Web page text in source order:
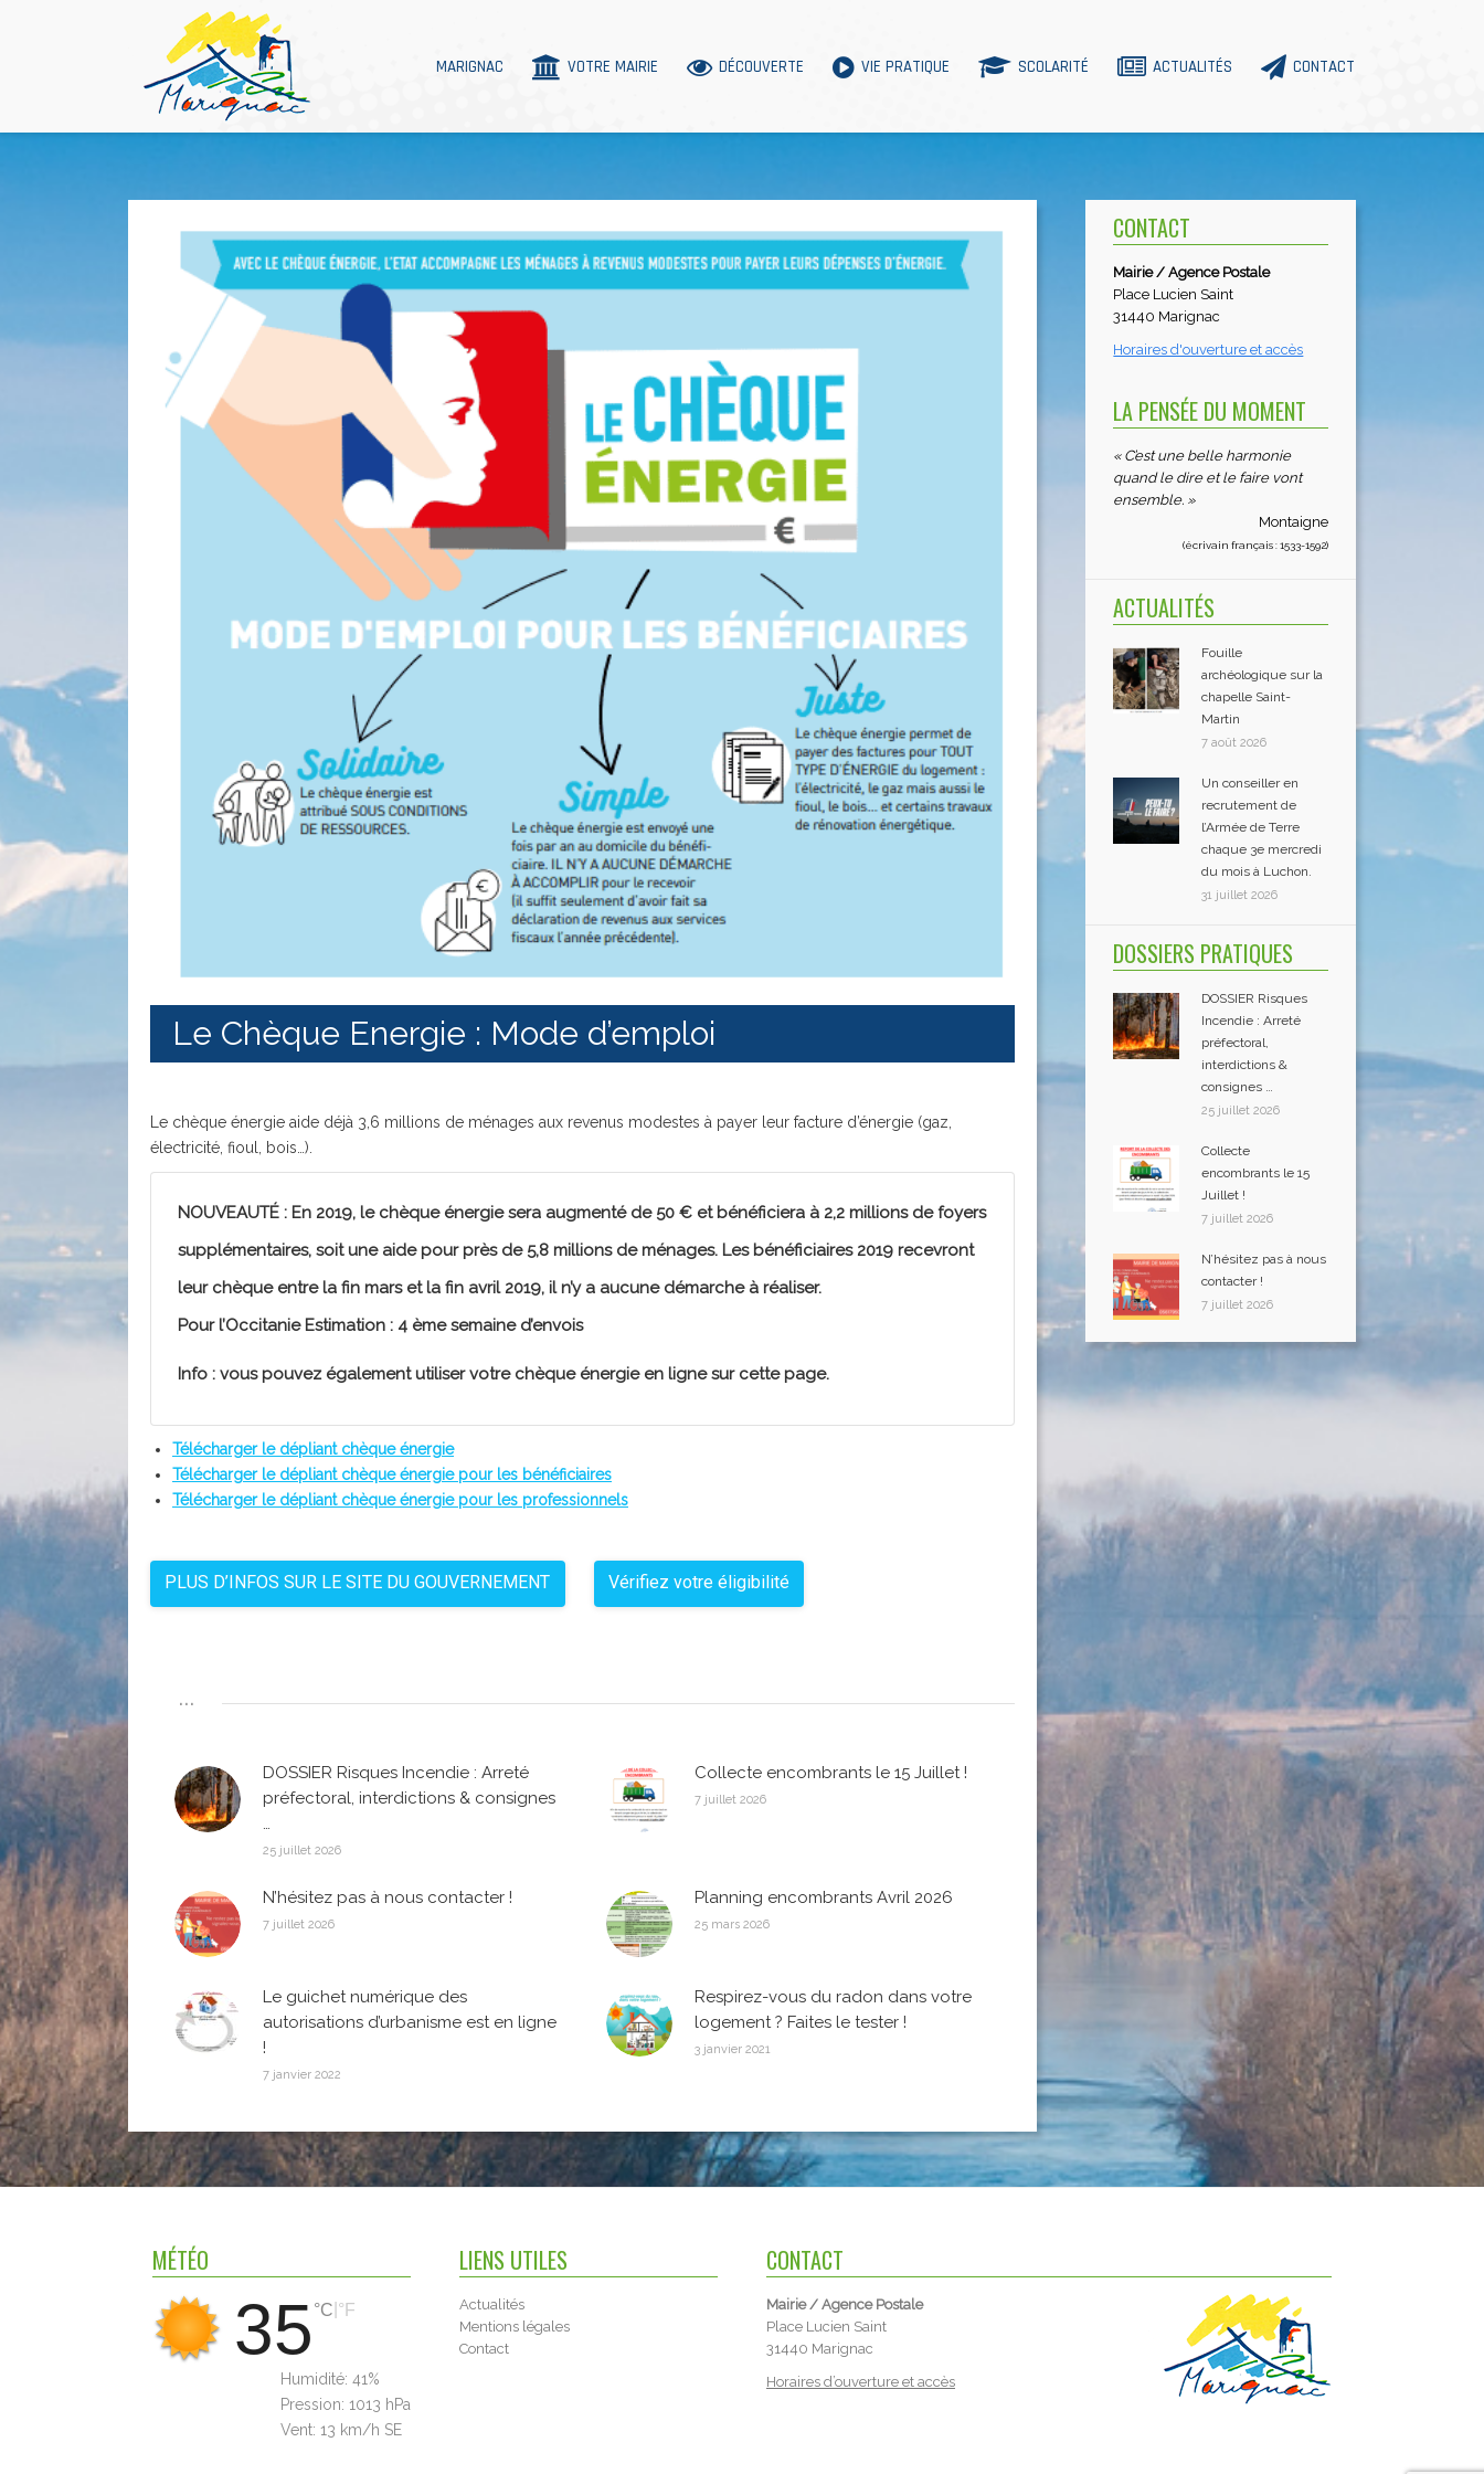
MARIGNAC VOTRE MAIRIE DÉCOUVERTE VIE PRATIQUE SCOLARITÉ ACTUALITÉS CONTACT
Le Chèque Energie : Mode d’emploi
Le chèque énergie aide déjà 3,6 millions de ménages aux revenus modestes à payer leur facture d’énergie (gaz,
électricité, fioul, bois…).
NOUVEAUTÉ : En 2019, le chèque énergie sera augmenté de 50 € et bénéficiera à 2,2 millions de foyers
supplémentaires, soit une aide pour près de 5,8 millions de ménages. Les bénéficiaires 2019 recevront
leur chèque entre la fin mars et la fin avril 2019, il n’y a aucune démarche à réaliser.
Pour l’Occitanie Estimation : 4 ème semaine d’envois
Info : vous pouvez également utiliser votre chèque énergie en lignesur cette page.
Télécharger le dépliant chèque énergie
Télécharger le dépliant chèque énergie pour les bénéficiaires
Télécharger le dépliant chèque énergie pour les professionnels
PLUS D’INFOS SUR LE SITE DU GOUVERNEMENT Vérifiez votre éligibilité
...
DOSSIER Risques Incendie : Arreté
préfectoral, interdictions & consignes
…
25 juillet 2026
Collecte encombrants le 15 Juillet !
7 juillet 2026
N’hésitez pas à nous contacter !
7 juillet 2026
Planning encombrants Avril 2026
25 mars 2026
Le guichet numérique des
autorisations d’urbanisme est en ligne
!
7 janvier 2022
Respirez-vous du radon dans votre
logement ? Faites le tester !
3 janvier 2021
CONTACT
Mairie / Agence Postale
Place Lucien Saint
31440 Marignac
Horaires d'ouverture et accès
LA PENSÉE DU MOMENT
« C’est une belle harmonie
quand le dire et le faire vont
ensemble. »
Montaigne
(écrivain français : 1533-1592)
ACTUALITÉS
Fouille
archéologique sur la
chapelle Saint-
Martin
7 août 2026
Un conseiller en
recrutement de
l’Armée de Terre
chaque 3e mercredi
du mois à Luchon.
31 juillet 2026
DOSSIERS PRATIQUES
DOSSIER Risques
Incendie : Arreté
préfectoral,
interdictions &
consignes …
25 juillet 2026
Collecte
encombrants le 15
Juillet !
7 juillet 2026
N’hésitez pas à nous
contacter !
7 juillet 2026
MÉTÉO
35 °C °F
Humidité: 41%
Pression: 1013 hPa
Vent: 13 km/h SE
LIENS UTILES
Actualités
Mentions légales
Contact
CONTACT
Mairie / Agence Postale
Place Lucien Saint
31440 Marignac
Horaires d’ouverture et accès